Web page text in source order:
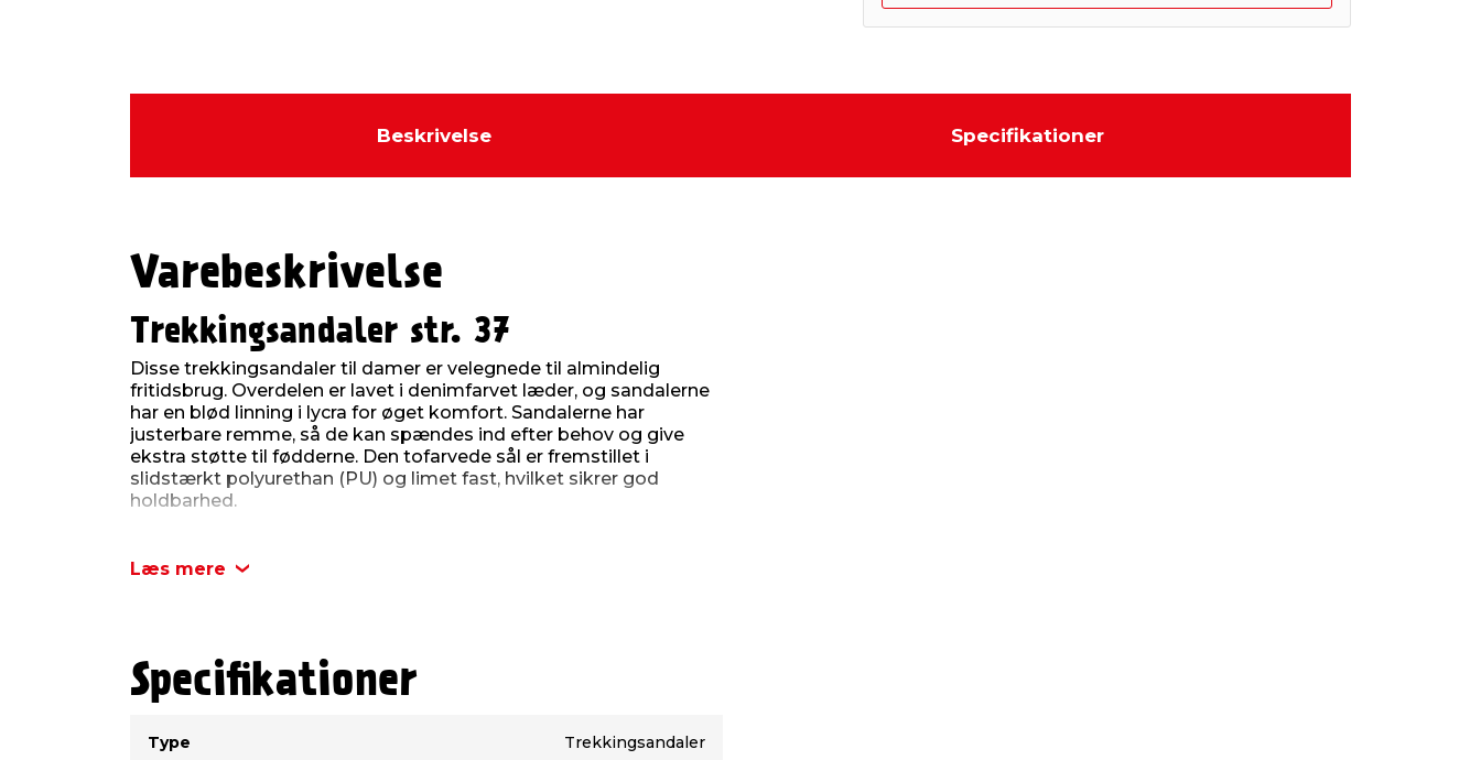
Beskrivelse Specifikationer
Varebeskrivelse
Trekkingsandaler str. 37
Disse trekkingsandaler til damer er velegnede til almindelig
fritidsbrug. Overdelen er lavet i denimfarvet læder, og sandalerne
har en blød linning i lycra for øget komfort. Sandalerne har
justerbare remme, så de kan spændes ind efter behov og give
ekstra støtte til fødderne. Den tofarvede sål er fremstillet i
slidstærkt polyurethan (PU) og limet fast, hvilket sikrer god
holdbarhed.
Produktdetaljer:
Læs mere
Specifikationer
Type
Trekkingsandaler